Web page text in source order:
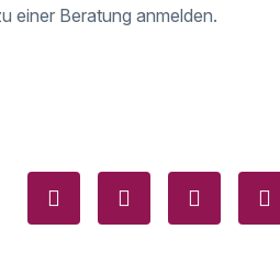
einer Beratung anmelden.